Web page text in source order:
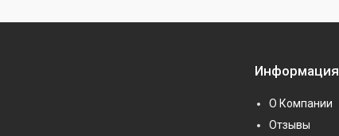
Информация
О Компании
Отзывы